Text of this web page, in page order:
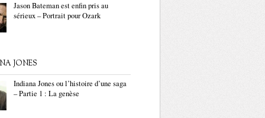
Jason Bateman est enfin pris au
sérieux – Portrait pour Ozark
JONES
Indiana Jones ou l’histoire d’une saga
– Partie 1 : La genèse